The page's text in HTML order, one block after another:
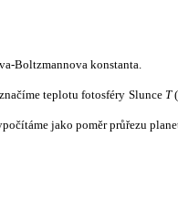
Boltzmannova konstanta.
teplotu fotosféry Slunce T
jako poměr průřezu